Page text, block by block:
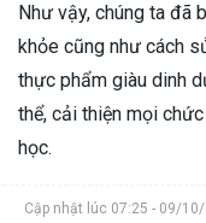
Như vậy, chúng ta đã
khỏe cũng như cách
thực phẩm giàu dinh
thể, cải thiện mọi
học.
Cập nhật lúc 07:25 - 09/10/